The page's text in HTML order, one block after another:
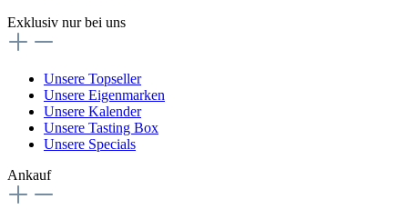
Exklusiv nur bei uns
Unsere Topseller
Unsere Eigenmarken
Unsere Kalender
Unsere Tasting Box
Unsere Specials
Ankauf